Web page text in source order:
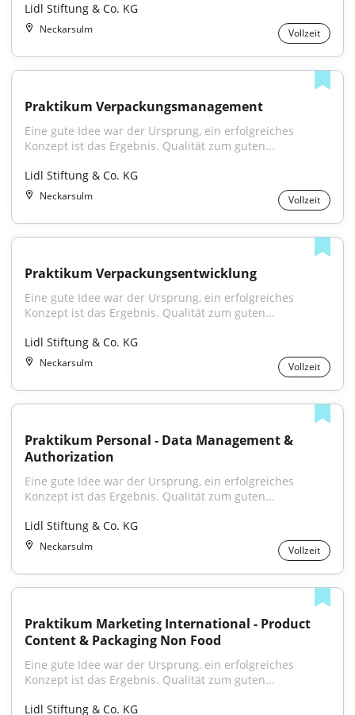
Lidl Stiftung & Co. KG
Neckarsulm Vollzeit
Praktikum Verpackungsmanagement
Eine gute Idee war der Ursprung, ein erfolgreiches
Konzept ist das Ergebnis. Qualität zum guten...
Lidl Stiftung & Co. KG
Neckarsulm Vollzeit
Praktikum Verpackungsentwicklung
Eine gute Idee war der Ursprung, ein erfolgreiches
Konzept ist das Ergebnis. Qualität zum guten...
Lidl Stiftung & Co. KG
Neckarsulm Vollzeit
Praktikum Personal - Data Management &
Authorization
Eine gute Idee war der Ursprung, ein erfolgreiches
Konzept ist das Ergebnis. Qualität zum guten...
Lidl Stiftung & Co. KG
Neckarsulm Vollzeit
Praktikum Marketing International - Product
Content & Packaging Non Food
Eine gute Idee war der Ursprung, ein erfolgreiches
Konzept ist das Ergebnis. Qualität zum guten...
Lidl Stiftung & Co. KG